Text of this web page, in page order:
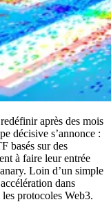
après des mois
décisive s’annonce :
basés sur des
à faire leur entrée
Loin d’un simple
dans
protocoles Web3.